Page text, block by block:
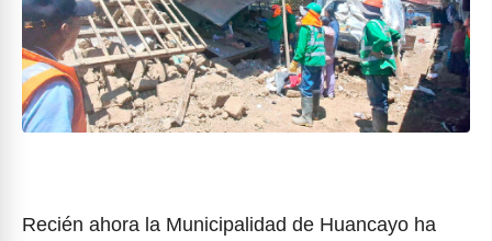
Recién ahora la Municipalidad de Huancayo ha